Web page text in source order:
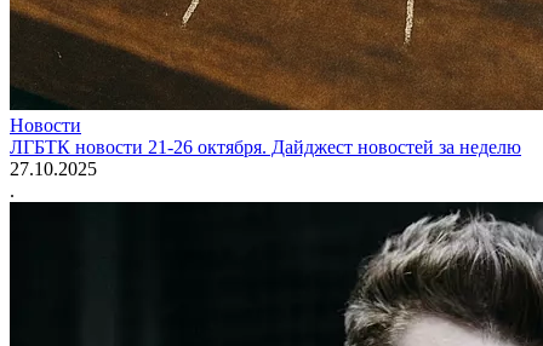
Новости
ЛГБТК новости 21-26 октября. Дайджест новостей за неделю
27.10.2025
.